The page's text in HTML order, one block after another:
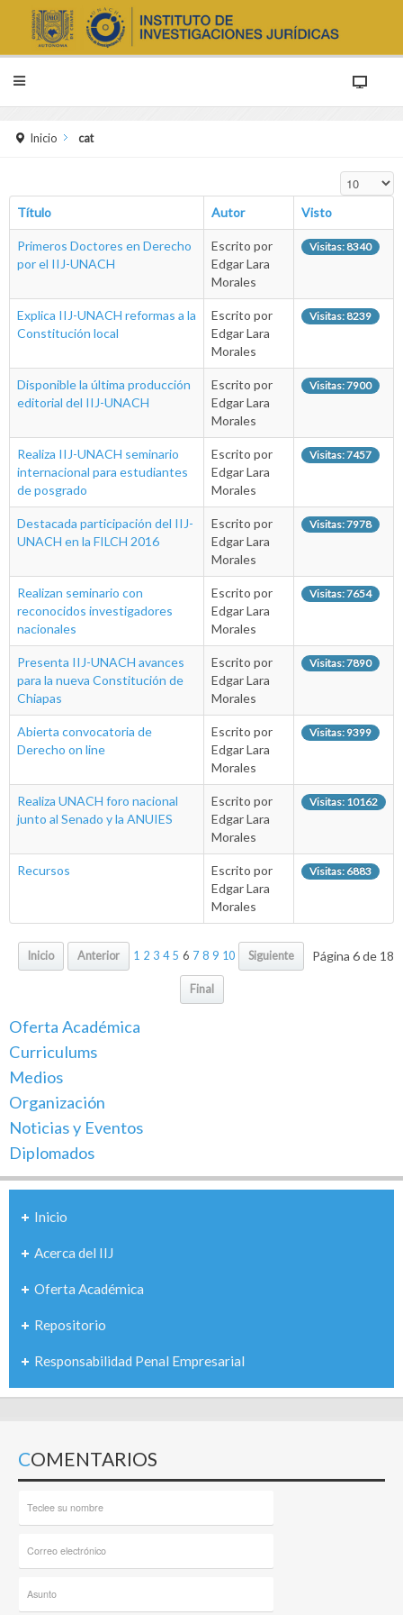
Inicio cat
Cantidad
Título Autor Visto
Primeros Doctores en Derecho
por el IIJ-UNACH
Escrito por
Edgar Lara
Morales
Visitas: 8340
Explica IIJ-UNACH reformas a la
Constitución local
Escrito por
Edgar Lara
Morales
Visitas: 8239
Disponible la última producción
editorial del IIJ-UNACH
Escrito por
Edgar Lara
Morales
Visitas: 7900
Realiza IIJ-UNACH seminario
internacional para estudiantes
de posgrado
Escrito por
Edgar Lara
Morales
Visitas: 7457
Destacada participación del IIJ-
UNACH en la FILCH 2016
Escrito por
Edgar Lara
Morales
Visitas: 7978
Realizan seminario con
reconocidos investigadores
nacionales
Escrito por
Edgar Lara
Morales
Visitas: 7654
Presenta IIJ-UNACH avances
para la nueva Constitución de
Chiapas
Escrito por
Edgar Lara
Morales
Visitas: 7890
Abierta convocatoria de
Derecho on line
Escrito por
Edgar Lara
Morales
Visitas: 9399
Realiza UNACH foro nacional
junto al Senado y la ANUIES
Escrito por
Edgar Lara
Morales
Visitas: 10162
Recursos
Escrito por
Edgar Lara
Morales
Visitas: 6883
Página 6 de 18
Inicio Anterior 1 2 3 4 5 6 7 8 9 10 Siguiente
Final
Oferta Académica
Curriculums
Medios
Organización
Noticias y Eventos
Diplomados
Inicio
Acerca del IIJ
Oferta Académica
Repositorio
Responsabilidad Penal Empresarial
COMENTARIOS